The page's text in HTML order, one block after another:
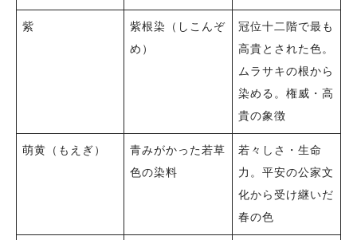
紫
紫根染（しこんぞ
め）
冠位十二階で最も
高貴とされた色。
ムラサキの根から
染める。権威・高
貴の象徴
萌黄（もえぎ）
青みがかった若草
色の染料
若々しさ・生命
力。平安の公家文
化から受け継いだ
春の色